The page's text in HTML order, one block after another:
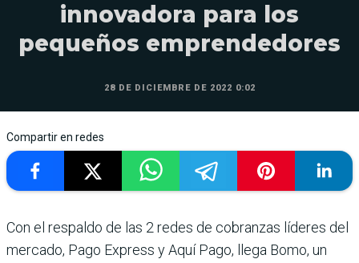
innovadora para los
pequeños emprendedores
28 DE DICIEMBRE DE 2022 0:02
Compartir en redes
Con el respaldo de las 2 redes de cobranzas líderes del
mercado, Pago Express y Aquí Pago, llega Bomo, un